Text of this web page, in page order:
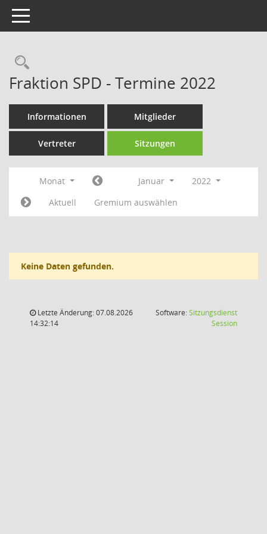
Toggle navigation
Rechercheauswahl
Fraktion SPD - Termine 2022
Informationen Mitglieder
Vertreter Sitzungen
Monat Januar
2022
Aktuell
Gremium auswählen
Keine Daten gefunden.
Letzte Änderung: 07.08.2026
14:32:14
Software:Sitzungsdienst
Session(Wird in